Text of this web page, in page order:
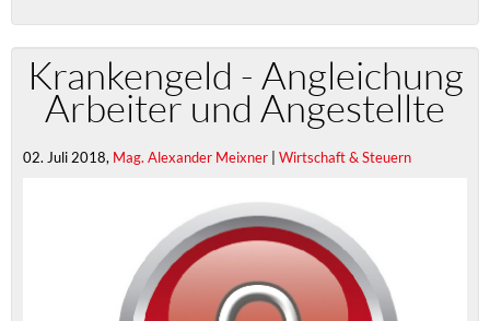
Krankengeld - Angleichung
Arbeiter und Angestellte
02. Juli 2018, Mag. Alexander Meixner | Wirtschaft & Steuern